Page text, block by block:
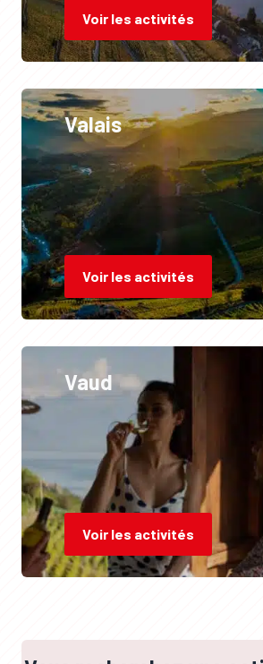
Voir les activités
Valais
Voir les activités
Vaud
Voir les activités